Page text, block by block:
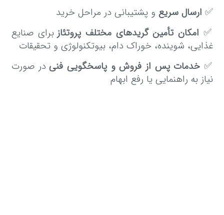
✅ ارسال سریع و پشتیبانی در مراحل خرید
✅ امکان تأمین گریدهای مختلف پروتئازبرای صنایع
غذایی، شوینده، خوراک دام، بیوتکنولوژی و تحقیقات
✅ خدمات پس از فروش و پاسخگویی فنیدر صورت
نیاز به راهنمایی یا رفع ابهام